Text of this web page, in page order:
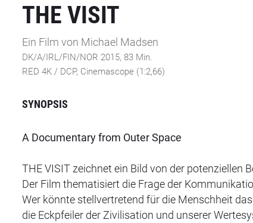
THE VISIT
Ein Film von Michael Madsen
DK/A/IRL/FIN/NOR 2015, 83 Min.
RED 4K / DCP, Cinemascope (1:2,66)
SYNOPSIS
A Documentary from Outer Space
THE VISIT zeichnet ein Bild von der potenziellen
Der Film thematisiert die Frage der
Wer könnte stellvertretend für die Menschheit
die Eckpfeiler der Zivilisation und unserer